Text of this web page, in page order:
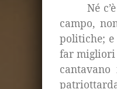
Né
campo,
politiche;
far migliori